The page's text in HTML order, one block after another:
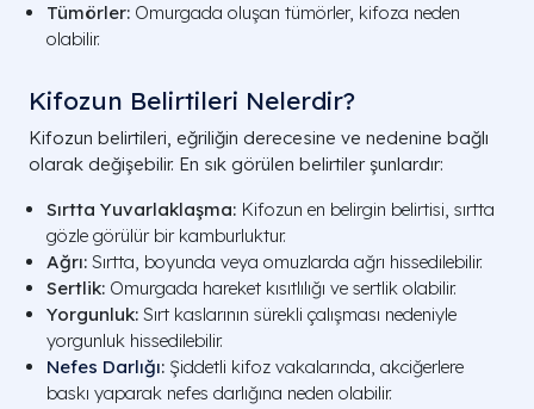
Tümörler: Omurgada oluşan tümörler, kifoza neden
olabilir.
Kifozun Belirtileri Nelerdir?
Kifozun belirtileri, eğriliğin derecesine ve nedenine bağlı
olarak değişebilir. En sık görülen belirtiler şunlardır:
Sırtta Yuvarlaklaşma: Kifozun en belirgin belirtisi, sırtta
gözle görülür bir kamburluktur.
Ağrı: Sırtta, boyunda veya omuzlarda ağrı hissedilebilir.
Sertlik: Omurgada hareket kısıtlılığı ve sertlik olabilir.
Yorgunluk: Sırt kaslarının sürekli çalışması nedeniyle
yorgunluk hissedilebilir.
Nefes Darlığı: Şiddetli kifoz vakalarında, akciğerlere
baskı yaparak nefes darlığına neden olabilir.